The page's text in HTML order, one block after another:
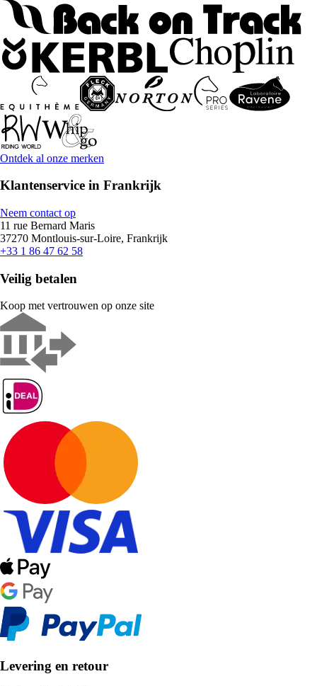
Ontdek al onze merken
Klantenservice in Frankrijk
Neem contact op
11 rue Bernard Maris
37270 Montlouis-sur-Loire, Frankrijk
+33 1 86 47 62 58
Veilig betalen
Koop met vertrouwen op onze site
Levering en retour